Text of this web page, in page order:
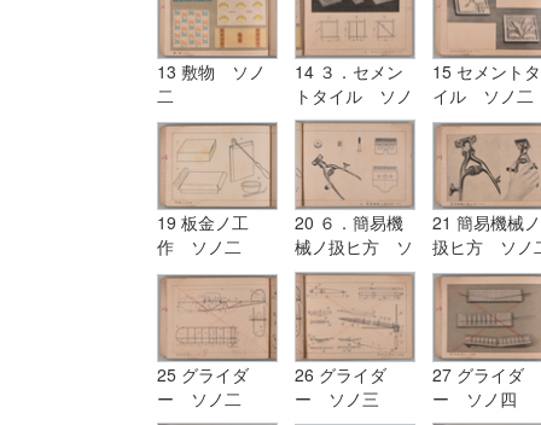
13 敷物 ソノ
二
14 ３．セメン
トタイル ソノ
一
15 セメントタ
イル ソノ二
19 板金ノ工
作 ソノ二
20 ６．簡易機
械ノ扱ヒ方 ソ
ノ一
21 簡易機械ノ
扱ヒ方 ソノ
25 グライダ
ー ソノ二
26 グライダ
ー ソノ三
27 グライダ
ー ソノ四